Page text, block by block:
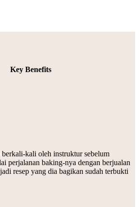
Key Benefits
berkali-kali oleh instruktur sebelum
perjalanan baking-nya dengan berjualan
resep yang dia bagikan sudah terbukti